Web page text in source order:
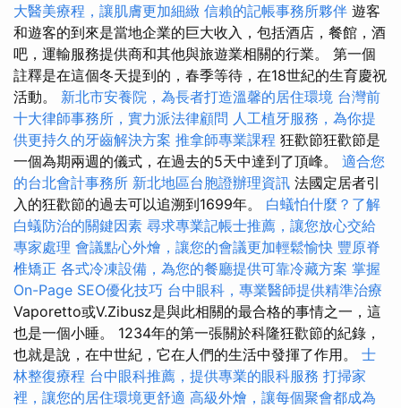
大醫美療程，讓肌膚更加細緻 信賴的記帳事務所夥伴 遊客
和遊客的到來是當地企業的巨大收入，包括酒店，餐館，酒
吧，運輸服務提供商和其他與旅遊業相關的行業。 第一個
註釋是在這個冬天提到的，春季等待，在18世紀的生育慶祝
活動。 新北市安養院，為長者打造溫馨的居住環境 台灣前
十大律師事務所，實力派法律顧問 人工植牙服務，為你提
供更持久的牙齒解決方案 推拿師專業課程 狂歡節狂歡節是
一個為期兩週的儀式，在過去的5天中達到了頂峰。 適合您
的台北會計事務所 新北地區台胞證辦理資訊 法國定居者引
入的狂歡節的過去可以追溯到1699年。 白蟻怕什麼？了解
白蟻防治的關鍵因素 尋求專業記帳士推薦，讓您放心交給
專家處理 會議點心外燴，讓您的會議更加輕鬆愉快 豐原脊
椎矯正 各式冷凍設備，為您的餐廳提供可靠冷藏方案 掌握
On-Page SEO優化技巧 台中眼科，專業醫師提供精準治療
Vaporetto或V.Zibusz是與此相關的最合格的事情之一，這
也是一個小睡。 1234年的第一張關於科隆狂歡節的紀錄，
也就是說，在中世紀，它在人們的生活中發揮了作用。 士
林整復療程 台中眼科推薦，提供專業的眼科服務 打掃家
裡，讓您的居住環境更舒適 高級外燴，讓每個聚會都成為